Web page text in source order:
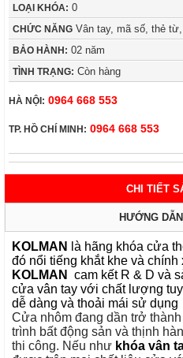
LOẠI KHÓA: 0
CHỨC NĂNG Vân tay, mã số, thẻ
BẢO HÀNH: 02 năm
TÌNH TRẠNG: Còn hàng
HÀ NỘI: 0964 668 553
TP. HỒ CHÍ MINH: 0964 668 553
CHI TIẾT
HƯỚNG
KOLMAN
là hãng khóa cửa
đó nổi tiếng khắt khe và
KOLMAN
cam kết R & D và
cửa vân tayvới chất lượng
dễ dàng và thoải mái sử dụng
Cửa nhôm đang dần trở
trình bất động sản và thịnh
thi công. Nếu như khóa vân